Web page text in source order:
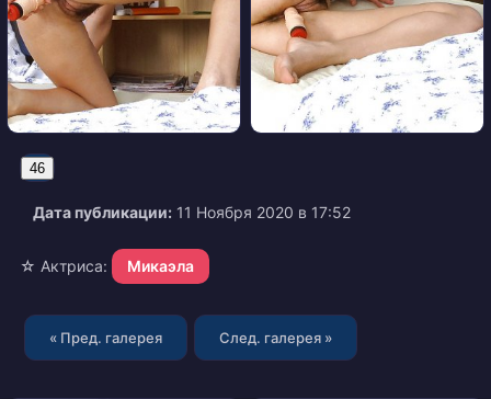
46
Дата публикации: 11 Ноября 2020 в 17:52
☆ Актриса: Микаэла
« Пред. галерея След. галерея »